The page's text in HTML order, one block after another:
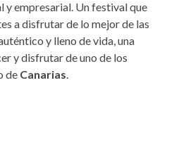
empresarial. Un festival que
a disfrutar de lo mejor de las
y lleno de vida, una
y disfrutar de uno de los
de Canarias.